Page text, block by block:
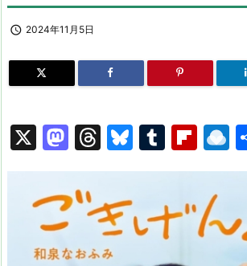
 2024年11月5日
X
M
a
st
o
d
T
hr
a
d
Bl
u
s
k
T
u
bl
r
Fl
ip
b
o
ar
R
o